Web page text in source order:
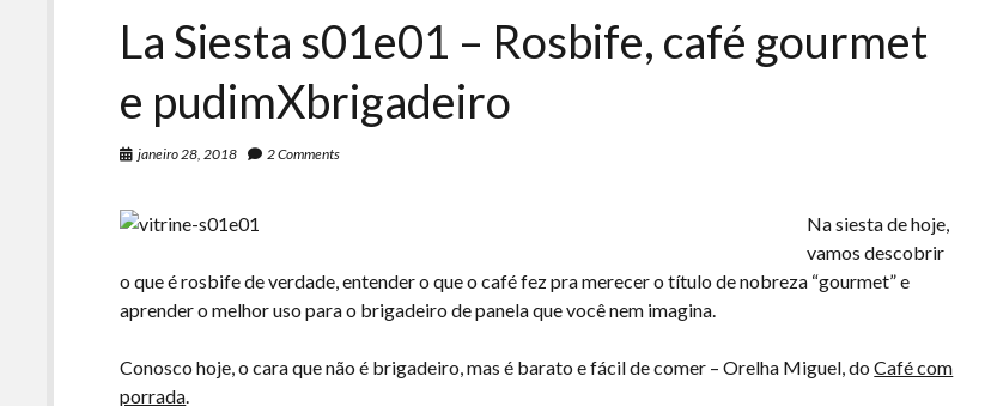
diminuir
La Siesta s01e01 – Rosbife, café gourmet
e pudimXbrigadeiro
janeiro 28, 2018 2 Comments
Na siesta de hoje,
vamos descobrir
o que é rosbife de verdade, entender o que o café fez pra merecer o título de nobreza “gourmet” e
aprender o melhor uso para o brigadeiro de panela que você nem imagina.
Conosco hoje, o cara que não é brigadeiro, mas é barato e fácil de comer – Orelha Miguel, doCafé com
porrada.